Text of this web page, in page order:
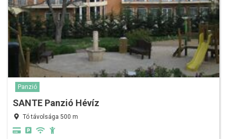
Panzió
SANTE Panzió Hévíz
Tó távolsága 500 m